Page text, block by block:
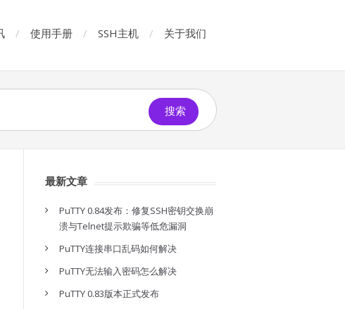
使用手册 SSH主机 关于我们
搜索
最新文章
PuTTY 0.84发布：修复SSH密钥交换崩
溃与Telnet提示欺骗等低危漏洞
PuTTY连接串口乱码如何解决
PuTTY无法输入密码怎么解决
PuTTY 0.83版本正式发布